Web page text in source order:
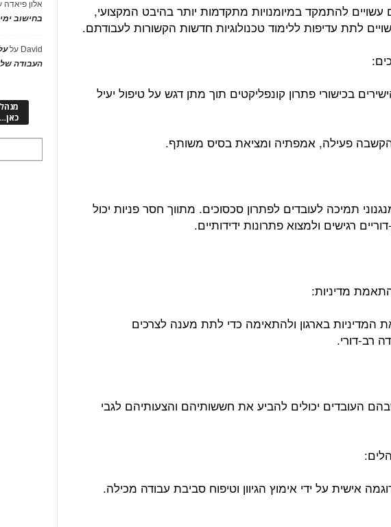
עשויים להתמקד במיומנויות מתקדמות יותר בהיבט המקצועי,
לתת עדיפות ללימוד טכנולוגיות חדשות הקשורות לעבודתם.
בכישורי פתרון קונפליקטים תוך מתן דגש על טיפול יעיל
פעילה, אמפתיה ומציאת בסיס משותף.
תמיכה לעובדים לפתרון סכסוכים. מתווך חסר פניות יכול
רגישים ולמצוא פתרונות ידידותיים.
המדיניות בארגון ולהתאימה כדי לתת מענה לצרכים
רב-דורי.
העובדים יכולים להביע את חששותיהם והצעותיהם לגבי
אישית על ידי אימוץ הגיוון וטיפוח סביבת עבודה מכילה.
אלון פיאדה
בחישוב
David על
העבודה
כאן…